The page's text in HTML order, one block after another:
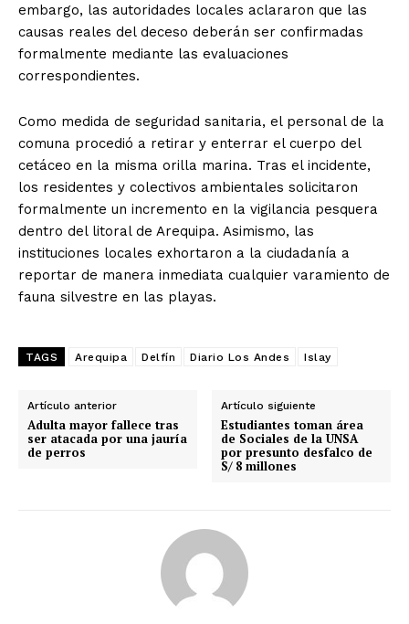
embargo, las autoridades locales aclararon que las
causas reales del deceso deberán ser confirmadas
formalmente mediante las evaluaciones
correspondientes.
Como medida de seguridad sanitaria, el personal de la
comuna procedió a retirar y enterrar el cuerpo del
cetáceo en la misma orilla marina. Tras el incidente,
los residentes y colectivos ambientales solicitaron
formalmente un incremento en la vigilancia pesquera
dentro del litoral de Arequipa. Asimismo, las
instituciones locales exhortaron a la ciudadanía a
reportar de manera inmediata cualquier varamiento de
fauna silvestre en las playas.
TAGS Arequipa Delfín Diario Los Andes Islay
Artículo anterior
Adulta mayor fallece tras
ser atacada por una jauría
de perros
Artículo siguiente
Estudiantes toman área
de Sociales de la UNSA
por presunto desfalco de
S/ 8 millones